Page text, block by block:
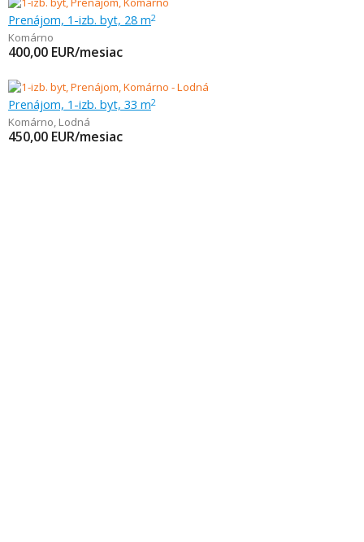
Prenájom, 1-izb. byt, 28 m2
Komárno
400,00 EUR/mesiac
Prenájom, 1-izb. byt, 33 m2
Komárno, Lodná
450,00 EUR/mesiac